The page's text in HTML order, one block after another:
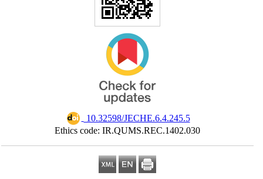
‎ 10.32598/JECHE.6.4.245.5
Ethics code: IR.QUMS.REC.1402.030